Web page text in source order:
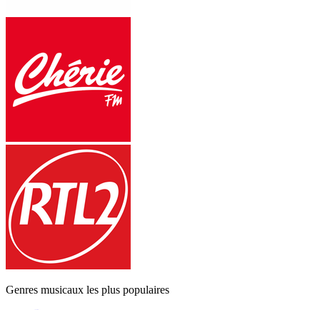
Genres musicaux les plus populaires